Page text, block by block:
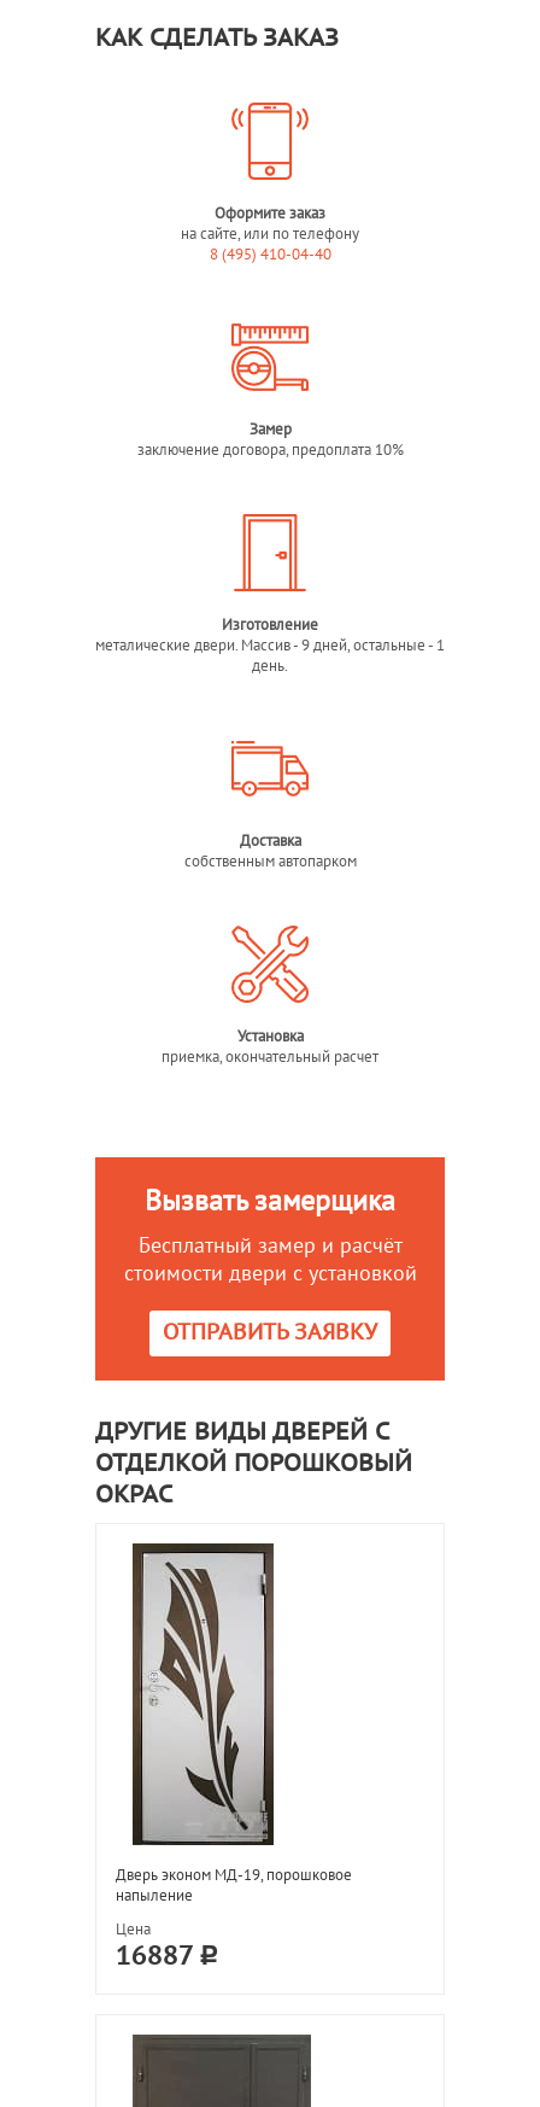
КАК СДЕЛАТЬ ЗАКАЗ
Оформите заказ
на сайте, или по телефону
8 (495) 410-04-40
Замер
заключение договора, предоплата 10%
Изготовление
металические двери. Массив - 9 дней, остальные - 1
день.
Доставка
собственным автопарком
Установка
приемка, окончательный расчет
Вызвать замерщика
Бесплатный замер и расчёт
стоимости двери с установкой
ОТПРАВИТЬ ЗАЯВКУ
ДРУГИЕ ВИДЫ ДВЕРЕЙ С
ОТДЕЛКОЙ ПОРОШКОВЫЙ
ОКРАС
Дверь эконом МД-19, порошковое
напыление
Цена
16887